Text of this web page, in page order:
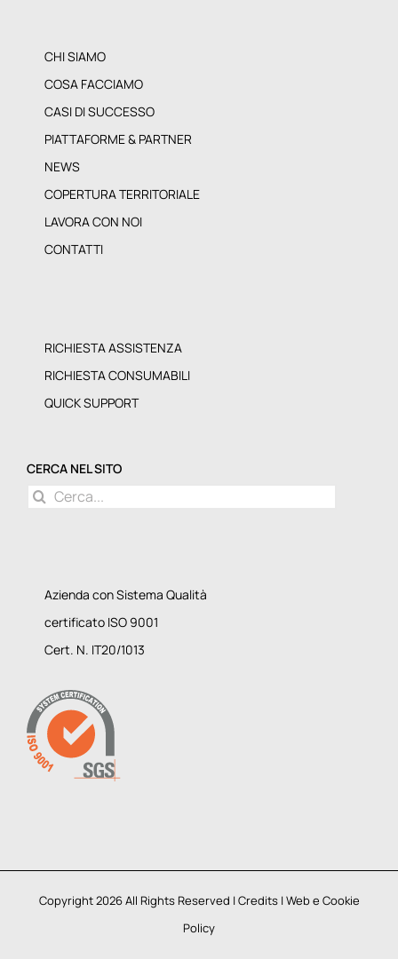
CHI SIAMO
COSA FACCIAMO
CASI DI SUCCESSO
PIATTAFORME & PARTNER
NEWS
COPERTURA TERRITORIALE
LAVORA CON NOI
CONTATTI
RICHIESTA ASSISTENZA
RICHIESTA CONSUMABILI
QUICK SUPPORT
CERCA NEL SITO
Cerca
Azienda con Sistema Qualità
certificato ISO 9001
Cert. N. IT20/1013
Copyright 2026 All Rights Reserved |Credits|Web e Cookie
Policy